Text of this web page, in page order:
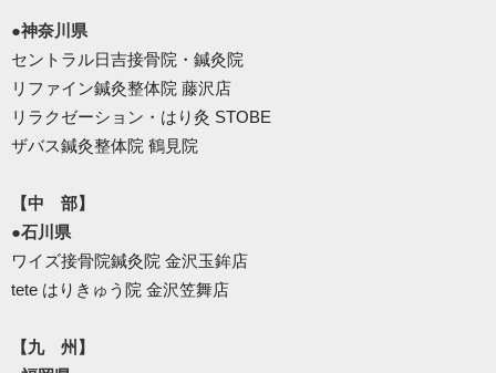
●神奈川県
セントラル日吉接骨院・鍼灸院
リファイン鍼灸整体院 藤沢店
リラクゼーション・はり灸 STOBE
ザバス鍼灸整体院 鶴見院
【中 部】
●石川県
ワイズ接骨院鍼灸院 金沢玉鉾店
tete はりきゅう院 金沢笠舞店
【九 州】